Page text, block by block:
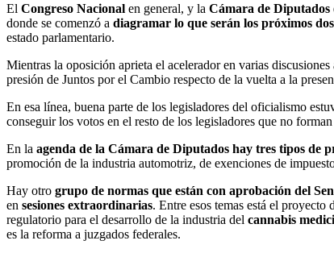
El Congreso Nacional en general, y la Cámara de Diputados
donde se comenzó a diagramar lo que serán los próximos
estado parlamentario.
Mientras la oposición aprieta el acelerador en varias
presión de Juntos por el Cambio respecto de la vuelta a la
En esa línea, buena parte de los legisladores del oficialismo
conseguir los votos en el resto de los legisladores que no
En la agenda de la Cámara de Diputados hay tres tipos de
promoción de la industria automotriz, de exenciones de
Hay otro grupo de normas que están con aprobación del
en sesiones extraordinarias. Entre esos temas está el proyecto
regulatorio para el desarrollo de la industria del cannabis
es la reforma a juzgados federales.